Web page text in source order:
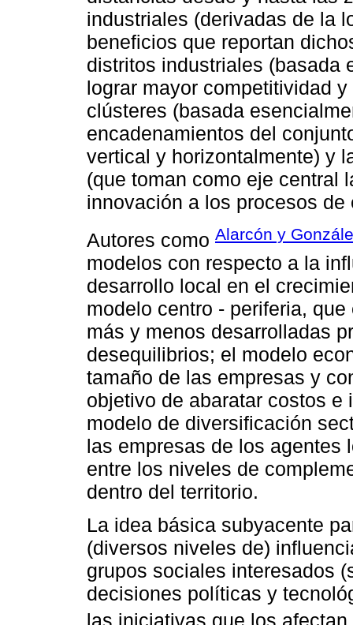
industriales (derivadas de la
beneficios que reportan
distritos industriales (basada
lograr mayor competitividad
clústeres (basada
encadenamientos del
vertical y horizontalmente) y
(que toman como eje central
innovación a los procesos
Autores como Alarcón y
modelos con respecto a la
desarrollo local en el
modelo centro - periferia,
más y menos desarrolladas
desequilibrios; el modelo
tamaño de las empresas y
objetivo de abaratar costos
modelo de diversificación
las empresas de los agentes
entre los niveles de
dentro del territorio.
La idea básica subyacente
(diversos niveles de)
grupos sociales interesados
decisiones políticas y
las iniciativas que los afectan